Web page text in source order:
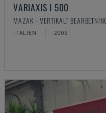
VARIAXIS I 500
MAZAK - VERTIKALT
ITALIEN 2006